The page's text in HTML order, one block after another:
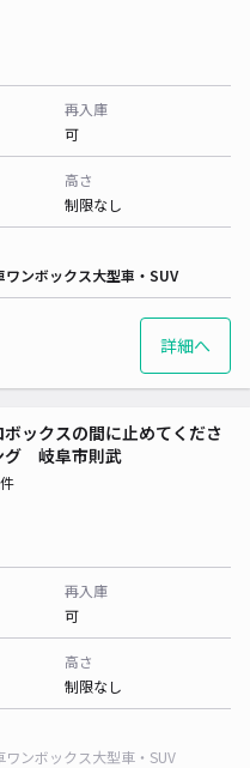
再入庫
可
高さ
制限なし
ワンボックス大型車・SUV
詳細へ
ックスの間に止めてくださ
グ 岐阜市則武
再入庫
可
高さ
制限なし
ワンボックス大型車・SUV